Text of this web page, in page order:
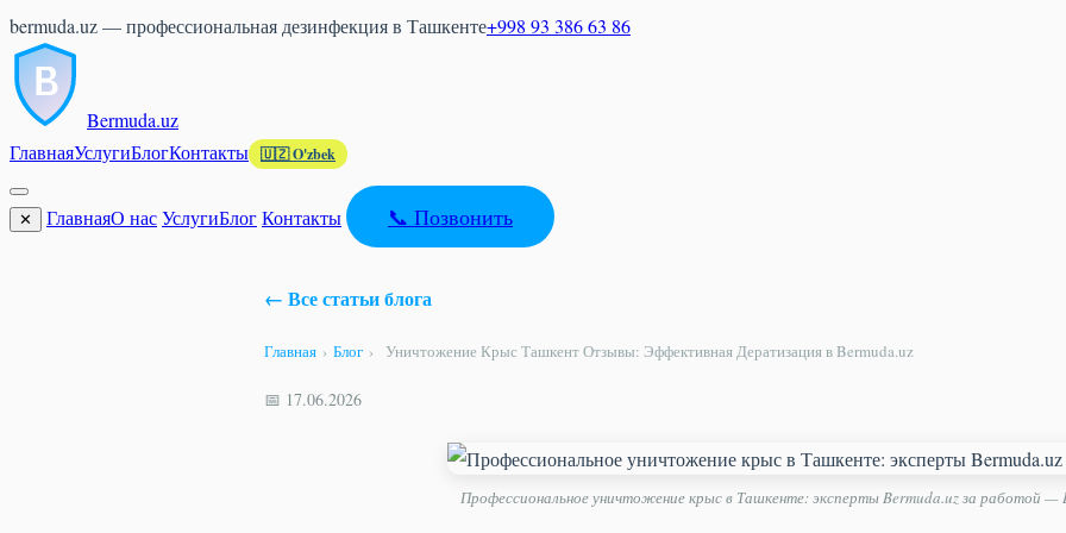
bermuda.uz — профессиональная дезинфекция в Ташкенте+998 93 386 63 86
Bermuda.uz
ГлавнаяУслугиБлогКонтакты 🇺🇿 O'zbek
✕ ГлавнаяО насУслугиБлогКонтакты 📞 Позвонить
← Все статьи блога
Главная › Блог › Уничтожение Крыс Ташкент Отзывы: Эффективная Дератизация в Bermuda.uz
📅 17.06.2026
Профессиональное уничтожение крыс в Ташкенте: эксперты Bermuda.uz за работой —